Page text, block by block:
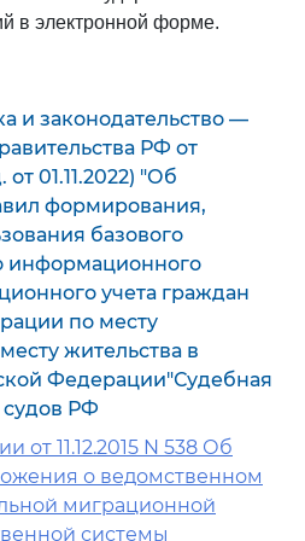
в электронной форме.
и законодательство —
РФ от
от 01.11.2022) "Об
формирования,
базового
информационного
учета граждан
по месту
жительства в
Федерации"Судебная
РФ
от 11.12.2015 N 538 Об
о ведомственном
миграционной
системы